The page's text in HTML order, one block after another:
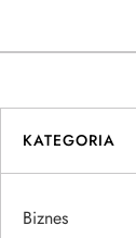
i
g
a
c
KATEGORIA
Biznes